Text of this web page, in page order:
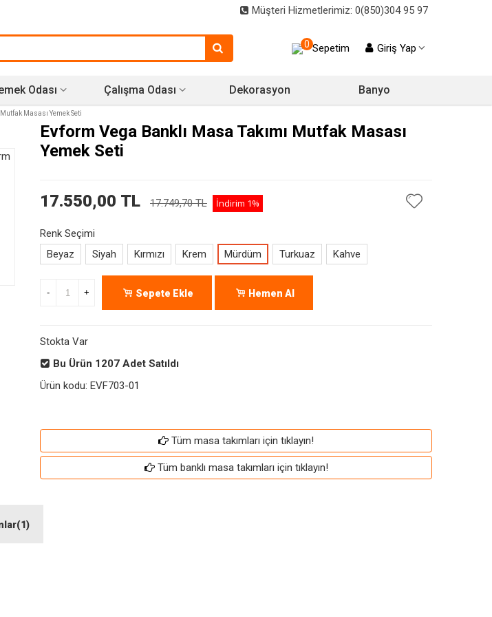
Müşteri Hizmetlerimiz: 0(850)304 95 97
0 Sepetim Giriş Yap
Odası Çalışma Odası Dekorasyon Banyo
Masası Yemek Seti
Evform Vega Banklı Masa Takımı Mutfak Masası
Yemek Seti
17.550,00 TL 17.749,70 TL İndirim 1%
Renk Seçimi
Beyaz
Siyah Kırmızı Krem Mürdüm Turkuaz Kahve
- + Sepete Ekle Hemen Al
Stokta Var
Bu Ürün 1207 Adet Satıldı
Ürün kodu: EVF703-01
Tüm masa takımları için tıklayın!
Tüm banklı masa takımları için tıklayın!